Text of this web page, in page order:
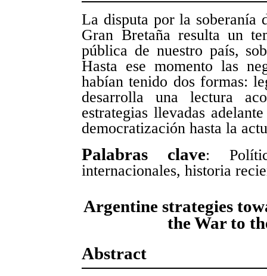
La disputa por la soberanía
Gran Bretaña resulta un
pública de nuestro país,
Hasta ese momento las
habían tenido dos formas:
desarrolla una lectura
estrategias llevadas
democratización hasta la
Palabras clave:
internacionales, historia
Argentine strategies
the War to
Abstract